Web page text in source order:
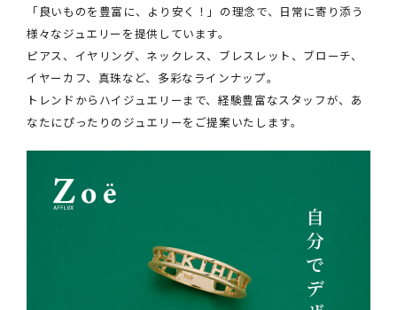
「良いものを豊富に、より安く！」の理念で、日常に寄り添う
様々なジュエリーを提供しています。
ピアス、イヤリング、ネックレス、ブレスレット、ブローチ、
イヤーカフ、真珠など、多彩なラインナップ。
トレンドからハイジュエリーまで、経験豊富なスタッフが、あ
なたにぴったりのジュエリーをご提案いたします。